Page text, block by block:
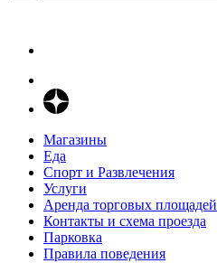
Магазины
Еда
Спорт и Развлечения
Услуги
Аренда торговых площадей
Контакты и схема проезда
Парковка
Правила поведения